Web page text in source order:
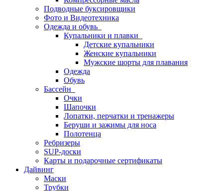
Подводные буксировщики
Фото и Видеотехника
Одежда и обувь
Купальники и плавки
Детские купальники
Женские купальники
Мужские шорты для плавания
Одежда
Обувь
Бассейн
Очки
Шапочки
Лопатки, перчатки и тренажеры
Беруши и зажимы для носа
Полотенца
Ребризеры
SUP-доски
Карты и подарочные сертификаты
Дайвинг
Маски
Трубки